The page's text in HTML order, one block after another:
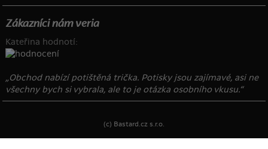
Zákazníci nám veria
Kateřina hodnotí:
„Obchod nabízí potištěná trička. Potisky jsou zajímavé, asi ne
všechny bych si vybrala, ale to je otázka osobního vkusu.“
(c) Bastard.cz s.r.o.